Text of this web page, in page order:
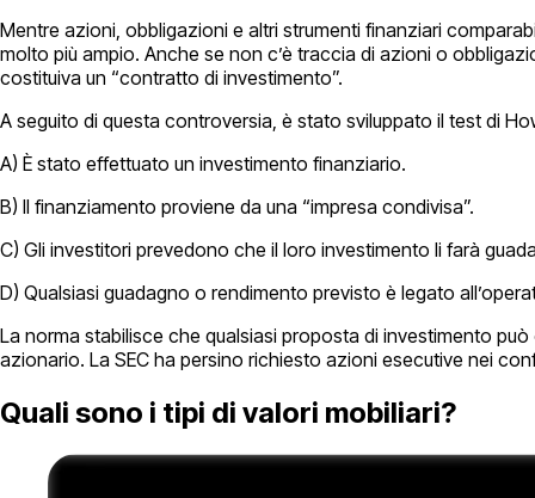
Mentre azioni, obbligazioni e altri strumenti finanziari
molto più ampio. Anche se non c’è traccia di azioni o
costituiva un “contratto di investimento”.
A seguito di questa controversia, è stato sviluppato il test di
A) È stato effettuato un investimento finanziario.
B) Il finanziamento proviene da una “impresa condivisa”.
C) Gli investitori prevedono che il loro investimento li farà
D) Qualsiasi guadagno o rendimento previsto è legato
La norma stabilisce che qualsiasi proposta di investimento
azionario. La SEC ha persino richiesto azioni esecutive nei
Quali sono i tipi di valori mobiliari?